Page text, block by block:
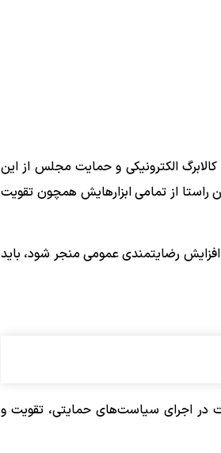
الکترونیکی و حمایت مجلس از این
راستا از تمامی ابزارهایش همچون تقویت
رضایتمندی عمومی منجر شود، باید
در اجرای سیاست‌های حمایتی، تقویت و